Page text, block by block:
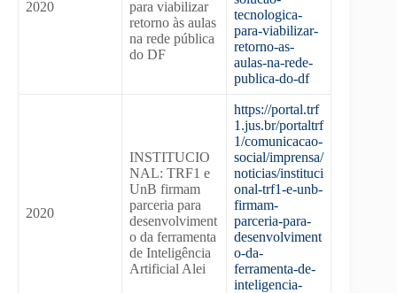
2020
para viabilizar
retorno às aulas
na rede pública
do DF
tecnologica-
para-viabilizar-
retorno-as-
aulas-na-rede-
publica-do-df
2020
INSTITUCIO
NAL: TRF1 e
UnB firmam
parceria para
desenvolviment
o da ferramenta
de Inteligência
Artificial Alei
https://portal.trf
1.jus.br/portaltrf
1/comunicacao-
social/imprensa/
noticias/instituci
onal-trf1-e-unb-
firmam-
parceria-para-
desenvolviment
o-da-
ferramenta-de-
inteligencia-